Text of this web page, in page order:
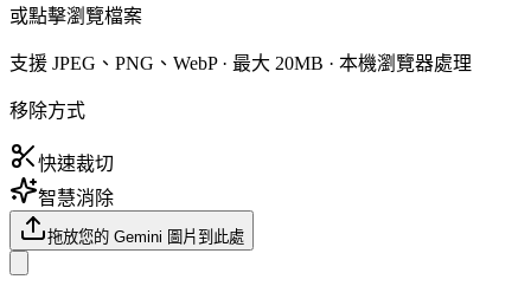
或點擊瀏覽檔案
支援 JPEG、PNG、WebP · 最大 20MB · 本機瀏覽器處理
移除方式
快速裁切
智慧消除
拖放您的 Gemini 圖片到此處